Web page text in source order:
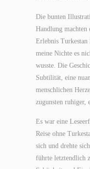
Die bunten
Handlung machten
Erlebnis Turkestan
meine Nichte es
wusste. Die
Subtilität, eine
menschlichen
zugunsten ruhiger,
Es war eine
Reise ohne
sich und drehte
führte letztendlich